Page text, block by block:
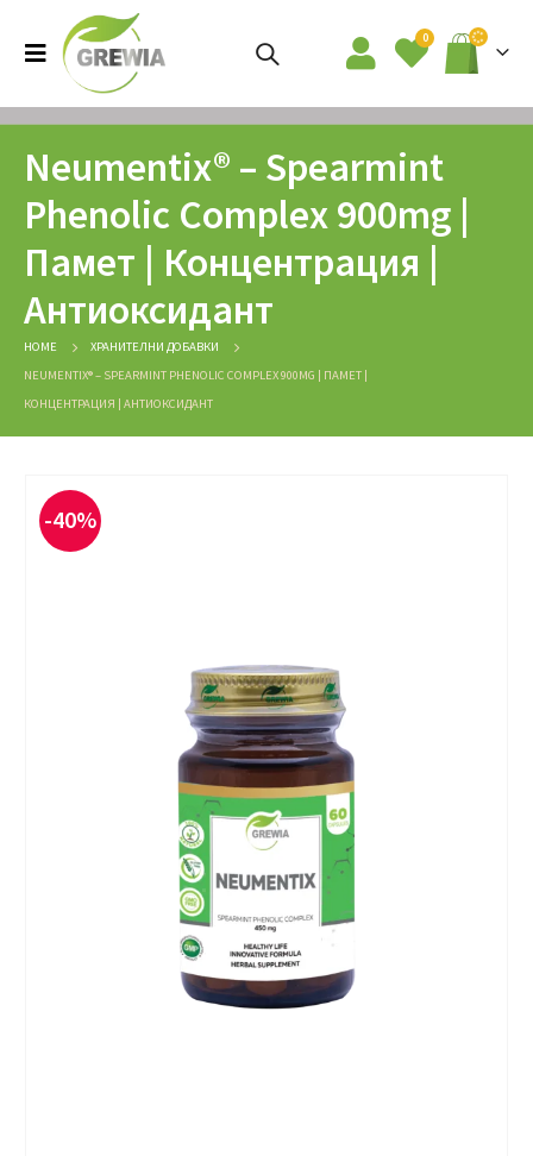
0
Neumentix® – Spearmint
Phenolic Complex 900mg |
Памет | Концентрация |
Антиоксидант
HOME
ХРАНИТЕЛНИ ДОБАВКИ
NEUMENTIX® – SPEARMINT PHENOLIC COMPLEX 900MG | ПАМЕТ |
КОНЦЕНТРАЦИЯ | АНТИОКСИДАНТ
-40%